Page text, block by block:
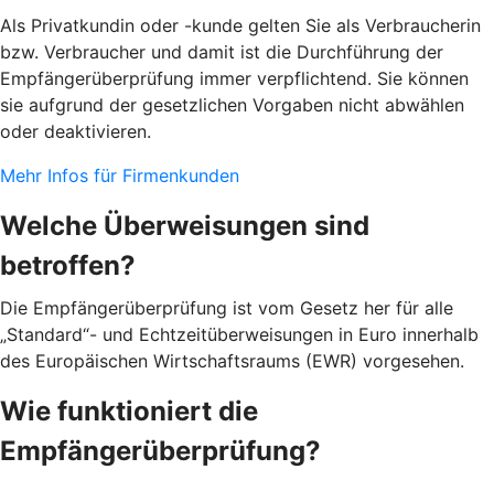
Als Privatkundin oder -kunde gelten Sie als Verbraucherin
bzw. Verbraucher und damit ist die Durchführung der
Empfängerüberprüfung immer verpflichtend. Sie können
sie aufgrund der gesetzlichen Vorgaben nicht abwählen
oder deaktivieren.
Mehr Infos für Firmenkunden
Welche Überweisungen sind
betroffen?
Die Empfängerüberprüfung ist vom Gesetz her für alle
„Standard“- und Echtzeitüberweisungen in Euro innerhalb
des Europäischen Wirtschaftsraums (EWR) vorgesehen.
Wie funktioniert die
Empfängerüberprüfung?